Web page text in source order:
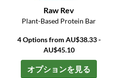
Raw Rev
Plant-Based Protein Bar
4 Options from AU$38.33 -
AU$45.10
オプションを見る